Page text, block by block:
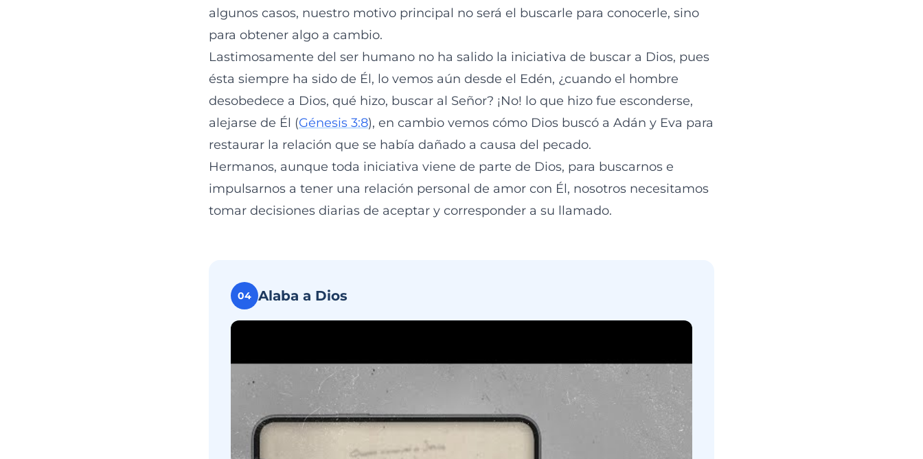
algunos casos, nuestro motivo principal no será el buscarle para conocerle, sino
para obtener algo a cambio.
Lastimosamente del ser humano no ha salido la iniciativa de buscar a Dios, pues
ésta siempre ha sido de Él, lo vemos aún desde el Edén, ¿cuando el hombre
desobedece a Dios, qué hizo, buscar al Señor? ¡No! lo que hizo fue esconderse,
alejarse de Él (Génesis 3:8), en cambio vemos cómo Dios buscó a Adán y Eva para
restaurar la relación que se había dañado a causa del pecado.
Hermanos, aunque toda iniciativa viene de parte de Dios, para buscarnos e
impulsarnos a tener una relación personal de amor con Él, nosotros necesitamos
tomar decisiones diarias de aceptar y corresponder a su llamado.
04 Alaba a Dios